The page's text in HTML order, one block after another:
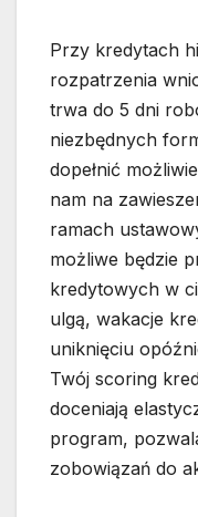
Przy kredytach
rozpatrzenia
trwa do 5 dni
niezbędnych
dopełnić
nam na
ramach
możliwe będzie
kredytowych w
ulgą, wakacje
uniknięciu
Twój scoring
doceniają
program,
zobowiązań do